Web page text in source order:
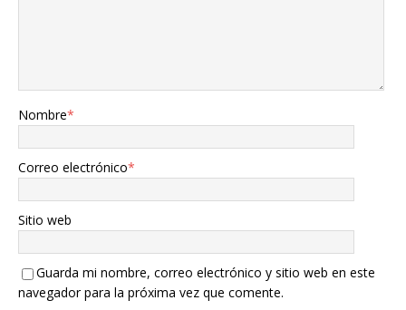
Nombre*
Correo electrónico*
Sitio web
Guarda mi nombre, correo electrónico y sitio web en este
navegador para la próxima vez que comente.